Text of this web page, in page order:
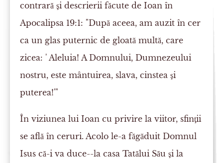
contrară şi descrierii făcute de Ioan în
Apocalipsa 19:1: "După aceea, am auzit în cer
ca un glas puternic de gloată multă, care
zicea: ' Aleluia! A Domnului, Dumnezeului
nostru, este mântuirea, slava, cinstea şi
puterea!'"
În viziunea lui Ioan cu privire la viitor, sfinţii
se află în ceruri. Acolo le-a făgăduit Domnul
Isus că-i va duce--la casa Tatălui Său şi la